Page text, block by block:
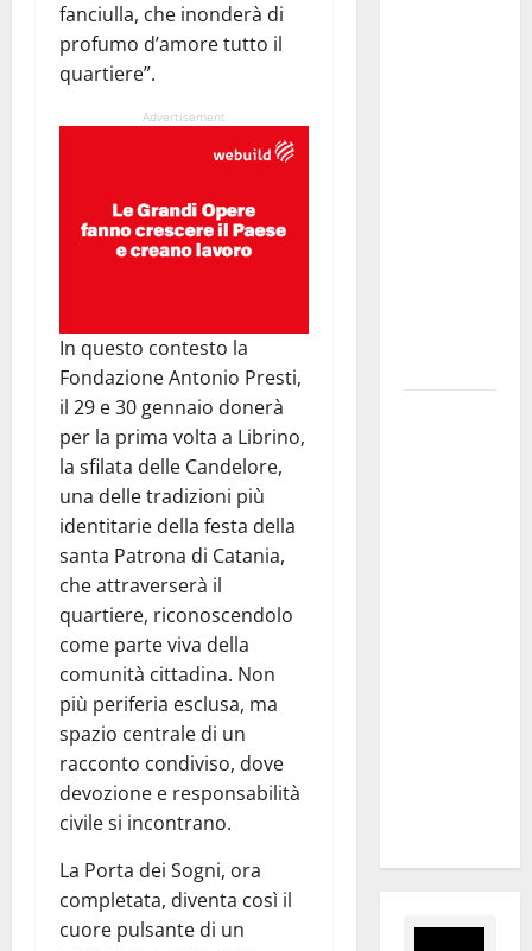
fanciulla, che inonderà di
profumo d’amore tutto il
quartiere”.
Advertisement
In questo contesto la
Fondazione Antonio Presti,
il 29 e 30 gennaio donerà
per la prima volta a Librino,
la sfilata delle Candelore,
una delle tradizioni più
identitarie della festa della
santa Patrona di Catania,
che attraverserà il
quartiere, riconoscendolo
come parte viva della
comunità cittadina. Non
più periferia esclusa, ma
spazio centrale di un
racconto condiviso, dove
devozione e responsabilità
civile si incontrano.
La Porta dei Sogni, ora
completata, diventa così il
cuore pulsante di un